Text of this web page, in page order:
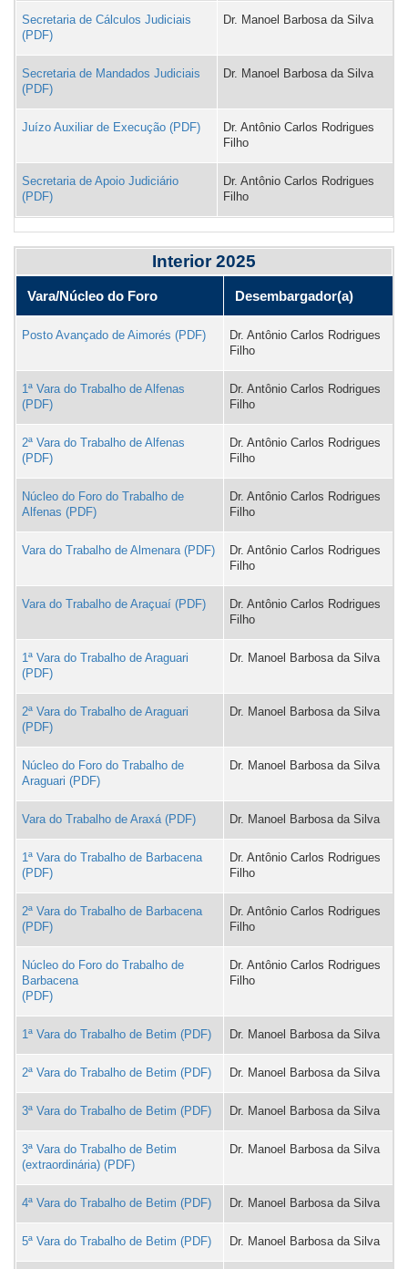
Secretaria de Cálculos Judiciais Dr. Manoel Barbosa da Silva
Secretaria de Mandados Judiciais Dr. Manoel Barbosa da Silva
Juízo Auxiliar de Execução
Dr. Antônio Carlos Rodrigues
Filho
Secretaria de Apoio Judiciário
Dr. Antônio Carlos Rodrigues
Filho
Interior 2025
Vara/Núcleo do Foro Desembargador(a)
Posto Avançado de Aimorés
Dr. Antônio Carlos Rodrigues
Filho
1ª Vara do Trabalho de Alfenas
Dr. Antônio Carlos Rodrigues
Filho
2ª Vara do Trabalho de Alfenas
Dr. Antônio Carlos Rodrigues
Filho
Núcleo do Foro do Trabalho de
Alfenas
Dr. Antônio Carlos Rodrigues
Filho
Vara do Trabalho de Almenara
Dr. Antônio Carlos Rodrigues
Filho
Vara do Trabalho de Araçuaí
Dr. Antônio Carlos Rodrigues
Filho
1ª Vara do Trabalho de Araguari Dr. Manoel Barbosa da Silva
2ª Vara do Trabalho de Araguari Dr. Manoel Barbosa da Silva
Núcleo do Foro do Trabalho de
Araguari
Dr. Manoel Barbosa da Silva
Vara do Trabalho de Araxá Dr. Manoel Barbosa da Silva
1ª Vara do Trabalho de Barbacena
Dr. Antônio Carlos Rodrigues
Filho
2ª Vara do Trabalho de Barbacena
Dr. Antônio Carlos Rodrigues
Filho
Núcleo do Foro do Trabalho de
Barbacena
Dr. Antônio Carlos Rodrigues
Filho
1ª Vara do Trabalho de Betim Dr. Manoel Barbosa da Silva
2ª Vara do Trabalho de Betim Dr. Manoel Barbosa da Silva
3ª Vara do Trabalho de Betim Dr. Manoel Barbosa da Silva
3ª Vara do Trabalho de Betim
(extraordinária)
Dr. Manoel Barbosa da Silva
4ª Vara do Trabalho de Betim Dr. Manoel Barbosa da Silva
5ª Vara do Trabalho de Betim Dr. Manoel Barbosa da Silva